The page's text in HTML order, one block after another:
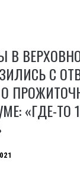
В
С
«ГДЕ-ТО